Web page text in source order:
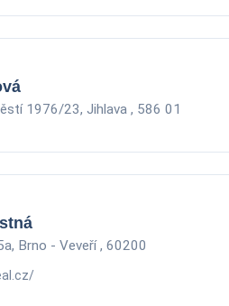
1976/23, Jihlava , 586 01
Brno - Veveří , 60200